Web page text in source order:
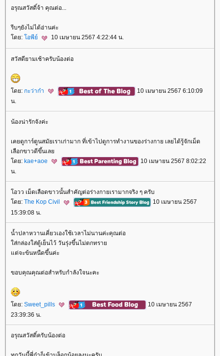
อรุณสวัสดิ์จ้า คุณต่อ...
รีบๆยังไม่ได้อ่านค่ะ
ดย: อพีย์ 10 เมษายน 2567 4:22:44 น.
สวัสดียามเช้าครับน้องต่อ
ดย: กะว่าก๋า
10 เมษายน 2567 6:10:09
น.
น้องน่ารักจังค่ะ
เคยดูการ์ตูนสมัยเราเก่ามาก ที่เข้าไปดูการทำงานของร่างกาย เลยได้รู้จักเม็ด
เลือกขาวดีขึ้นเล
ดย: kae+aoe
10 เมษายน 2567 8:02:22
น.
อวว เม็ดเลือดขาวนั้นสำคัญต่อร่างกายเรามากจริง ๆ ครับ
ดย: The Kop Civil
10 เมษายน 2567
15:39:08 น.
น้ำปลาหวานเคี่ยวเองใช้เวลาไม่นานค่ะคุณต่อ
ส่กล่องใส่ตู้เย็นไว้ วันรุ่งขึ้นไม่ตกทรา
ต่จะข้นหนืดขึ้นค่ะ
ขอบคุณคุณต่อสำหรับกำลังใจนะคะ
ดย: Sweet_pills
10 เมษายน 2567
23:39:36 น.
อรุณสวัสดิ์ครับน้องต่อ